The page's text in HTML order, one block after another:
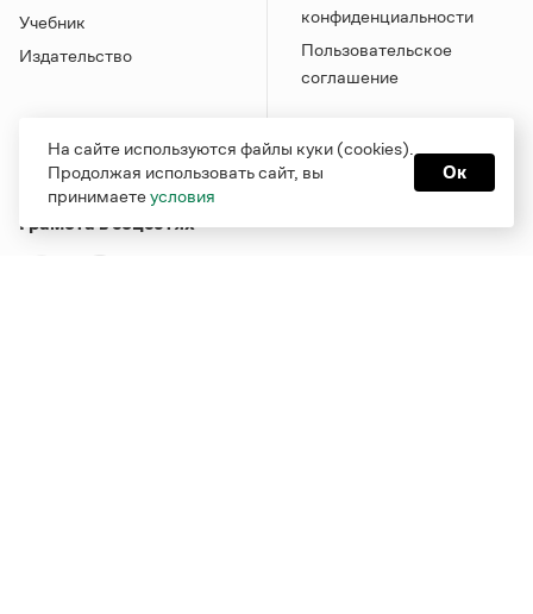
Учебник
Издательство
конфиденциальности
Пользовательское
соглашение
Грамота в соцсетях
На сайте используются файлы куки (cookies).
Продолжая использовать сайт, вы
принимаетеусловия
Ок